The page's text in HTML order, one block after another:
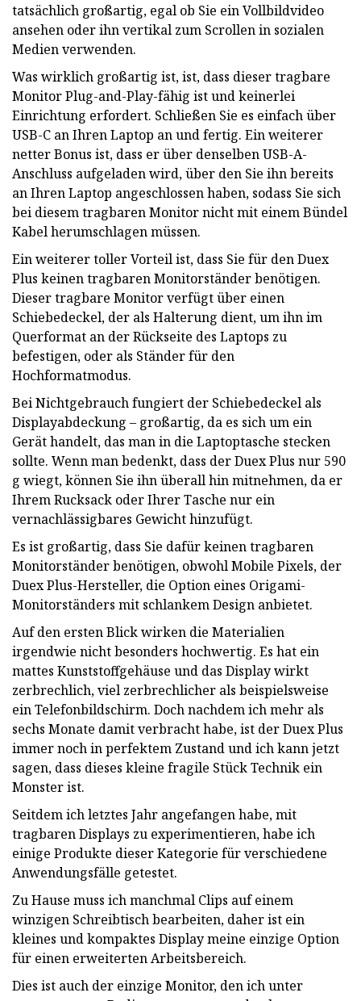
tatsächlich großartig, egal ob Sie ein Vollbildvideo
ansehen oder ihn vertikal zum Scrollen in sozialen
Medien verwenden.
Was wirklich großartig ist, ist, dass dieser tragbare
Monitor Plug-and-Play-fähig ist und keinerlei
Einrichtung erfordert. Schließen Sie es einfach über
USB-C an Ihren Laptop an und fertig. Ein weiterer
netter Bonus ist, dass er über denselben USB-A-
Anschluss aufgeladen wird, über den Sie ihn bereits
an Ihren Laptop angeschlossen haben, sodass Sie sich
bei diesem tragbaren Monitor nicht mit einem Bündel
Kabel herumschlagen müssen.
Ein weiterer toller Vorteil ist, dass Sie für den Duex
Plus keinen tragbaren Monitorständer benötigen.
Dieser tragbare Monitor verfügt über einen
Schiebedeckel, der als Halterung dient, um ihn im
Querformat an der Rückseite des Laptops zu
befestigen, oder als Ständer für den
Hochformatmodus.
Bei Nichtgebrauch fungiert der Schiebedeckel als
Displayabdeckung – großartig, da es sich um ein
Gerät handelt, das man in die Laptoptasche stecken
sollte. Wenn man bedenkt, dass der Duex Plus nur 590
g wiegt, können Sie ihn überall hin mitnehmen, da er
Ihrem Rucksack oder Ihrer Tasche nur ein
vernachlässigbares Gewicht hinzufügt.
Es ist großartig, dass Sie dafür keinen tragbaren
Monitorständer benötigen, obwohl Mobile Pixels, der
Duex Plus-Hersteller, die Option eines Origami-
Monitorständers mit schlankem Design anbietet.
Auf den ersten Blick wirken die Materialien
irgendwie nicht besonders hochwertig. Es hat ein
mattes Kunststoffgehäuse und das Display wirkt
zerbrechlich, viel zerbrechlicher als beispielsweise
ein Telefonbildschirm. Doch nachdem ich mehr als
sechs Monate damit verbracht habe, ist der Duex Plus
immer noch in perfektem Zustand und ich kann jetzt
sagen, dass dieses kleine fragile Stück Technik ein
Monster ist.
Seitdem ich letztes Jahr angefangen habe, mit
tragbaren Displays zu experimentieren, habe ich
einige Produkte dieser Kategorie für verschiedene
Anwendungsfälle getestet.
Zu Hause muss ich manchmal Clips auf einem
winzigen Schreibtisch bearbeiten, daher ist ein
kleines und kompaktes Display meine einzige Option
für einen erweiterten Arbeitsbereich.
Dies ist auch der einzige Monitor, den ich unter